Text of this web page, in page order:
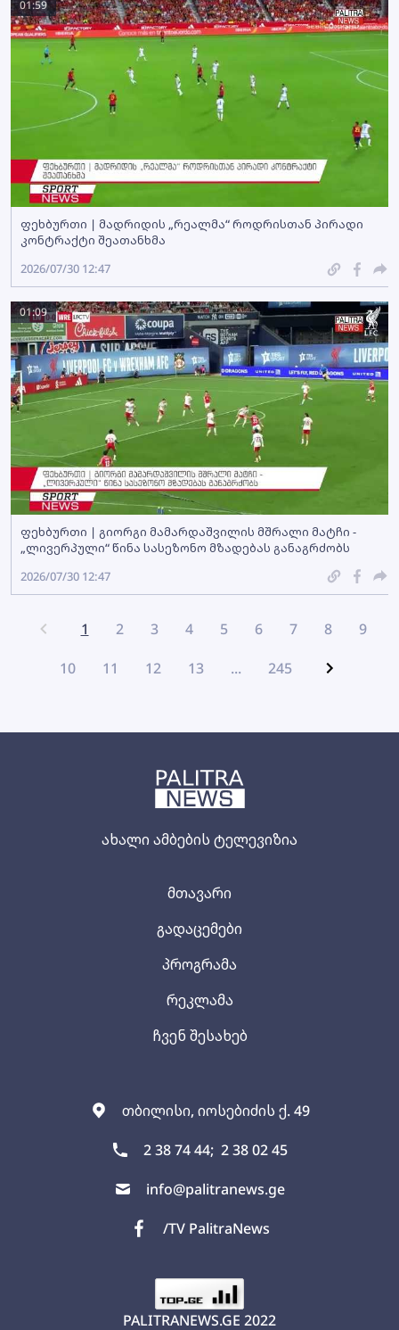
ფეხბურთი | მადრიდის „რეალმა“ როდრისთან პირადი
კონტრაქტი შეათანხმა
01:59
2026/07/30 12:47
ფეხბურთი | გიორგი მამარდაშვილის მშრალი მატჩი -
„ლივერპული“ წინა სასეზონო მზადებას განაგრძობს
01:09
2026/07/30 12:47
1 2 3 4 5 6 7 8
9
10
11 12 13 ... 245
ახალი ამბების ტელევიზია
თბილისი, იოსებიძის ქ. 49
2 38 74 44; 2 38 02 45
info@palitranews.ge
/TV PalitraNews
მთავარი
გადაცემები
პროგრამა
რეკლამა
ჩვენ შესახებ
PALITRANEWS.GE 2022